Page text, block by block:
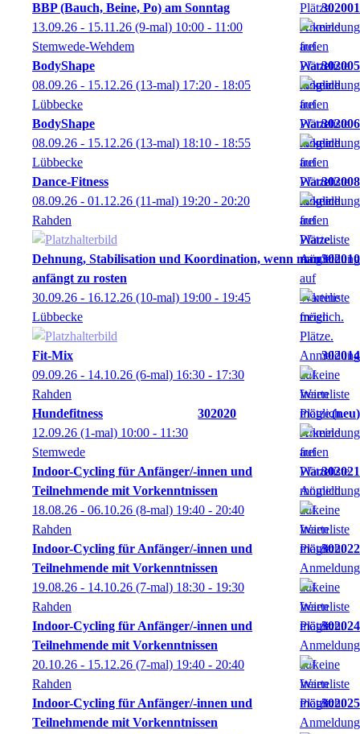
BBP (Bauch, Beine, Po) am Sonntag
302001
13.09.26 - 15.11.26 (9-mal) 10:00 - 11:00
Stemwede-Wehdem
BodyShape
302005
08.09.26 - 15.12.26 (13-mal) 17:20 - 18:05
Lübbecke
BodyShape
302006
08.09.26 - 15.12.26 (13-mal) 18:10 - 18:55
Lübbecke
Dance-Fitness
302008
08.09.26 - 01.12.26 (11-mal) 19:20 - 20:20
Rahden
Dehnung, Stabilisation und Koordination, wenn man
anfängt zu rosten
302010
30.09.26 - 16.12.26 (10-mal) 19:00 - 19:45
Lübbecke
Fit-Mix
302014
09.09.26 - 14.10.26 (6-mal) 16:30 - 17:30
Rahden
Hundefitness
302020
neu
12.09.26 (1-mal) 10:00 - 11:30
Stemwede
Indoor-Cycling für Anfänger/-innen und
Teilnehmende mit Vorkenntnissen
302021
18.08.26 - 06.10.26 (8-mal) 19:40 - 20:40
Rahden
Indoor-Cycling für Anfänger/-innen und
Teilnehmende mit Vorkenntnissen
302022
19.08.26 - 14.10.26 (7-mal) 18:30 - 19:30
Rahden
Indoor-Cycling für Anfänger/-innen und
Teilnehmende mit Vorkenntnissen
302024
20.10.26 - 15.12.26 (7-mal) 19:40 - 20:40
Rahden
Indoor-Cycling für Anfänger/-innen und
Teilnehmende mit Vorkenntnissen
302025